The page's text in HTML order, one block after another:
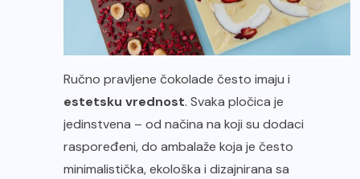
Ručno pravljene čokolade često imaju i
estetsku vrednost. Svaka pločica je
jedinstvena – od načina na koji su dodaci
raspoređeni, do ambalaže koja je često
minimalistička, ekološka i dizajnirana sa